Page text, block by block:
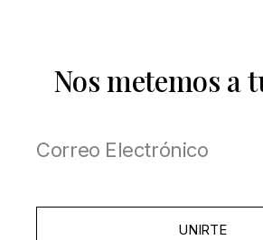
Nos metemos a
UNIRTE